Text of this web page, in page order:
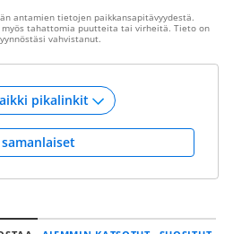
antamien tietojen paikkansapitävyydestä.
tahattomia puutteita tai virheitä. Tieto on
vahvistanut.
samanlaiset